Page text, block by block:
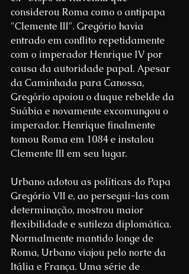
considerou Roma como o antipapa
"Clemente III". Gregório havia
entrado em conflito repetidamente
com o imperador Henrique IV por
causa da autoridade papal. Apesar
da Caminhada para Canossa,
Gregório apoiou o duque rebelde da
Suábia e novamente excomungou o
imperador. Henrique finalmente
tomou Roma em 1084 e instalou
Clemente III em seu lugar.
Urbano adotou as políticas do Papa
Gregório VII e, ao persegui-las com
determinação, mostrou maior
flexibilidade e sutileza diplomática.
Normalmente mantido longe de
Roma, Urbano viajou pelo norte da
Itália e França. Uma série de